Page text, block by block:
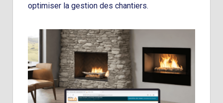
optimiser la gestion des chantiers.